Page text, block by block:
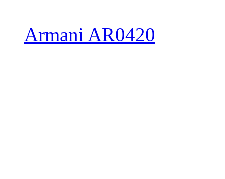
Armani AR0420